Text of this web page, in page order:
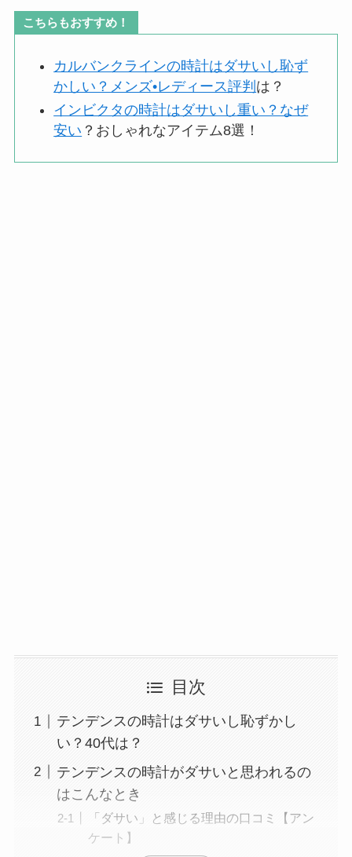
こちらもおすすめ！
カルバンクラインの時計はダサいし恥ず
かしい？メンズ•レディース評判 は？
インビクタの時計はダサいし重い？なぜ
安い ？おしゃれなアイテム8選！
目次
テンデンスの時計はダサいし恥ずかし
い？40代は？
テンデンスの時計がダサいと思われるの
はこんなとき
「ダサい」と感じる理由の口コミ【アン
ケート】